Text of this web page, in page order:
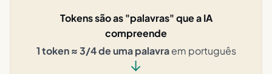
Tokens são as "palavras" que a IA
compreende
1 token ≈ 3/4 de uma palavraem português
→